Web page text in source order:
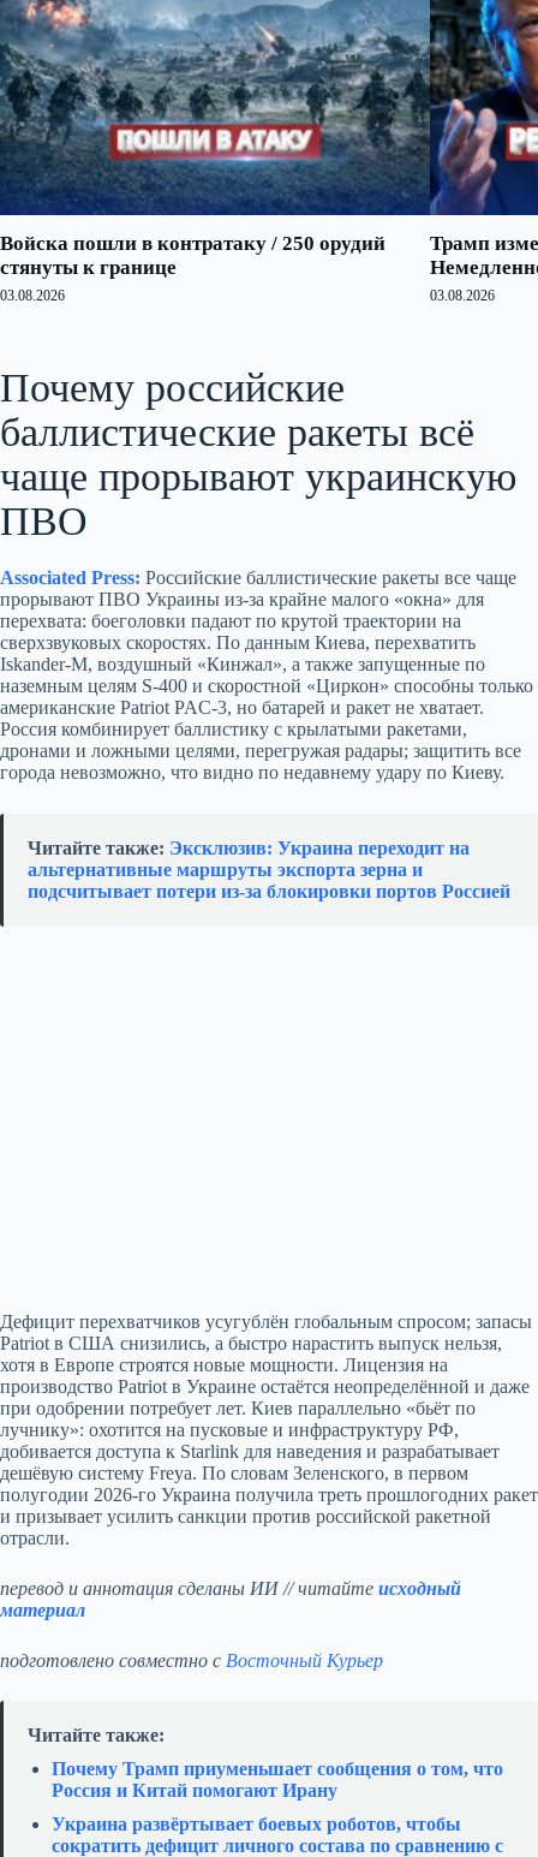
Войска пошли в контратаку / 250 орудий
стянуты к границе
03.08.2026
Трамп
03.08.2026
Почему российские
баллистические ракеты всё
чаще прорывают украинскую
ПВО
Associated Press: Российские баллистические ракеты все чаще
прорывают ПВО Украины из‑за крайне малого «окна» для
перехвата: боеголовки падают по крутой траектории на
сверхзвуковых скоростях. По данным Киева, перехватить
Iskander‑M, воздушный «Кинжал», а также запущенные по
наземным целям S‑400 и скоростной «Циркон» способны только
американские Patriot PAC‑3, но батарей и ракет не хватает.
Россия комбинирует баллистику с крылатыми ракетами,
дронами и ложными целями, перегружая радары; защитить все
города невозможно, что видно по недавнему удару по Киеву.
Читайте также: Эксклюзив: Украина переходит на
альтернативные маршруты экспорта зерна и
подсчитывает потери из‑за блокировки портов Россией
Дефицит перехватчиков усугублён глобальным спросом; запасы
Patriot в США снизились, а быстро нарастить выпуск нельзя,
хотя в Европе строятся новые мощности. Лицензия на
производство Patriot в Украине остаётся неопределённой и даже
при одобрении потребует лет. Киев параллельно «бьёт по
лучнику»: охотится на пусковые и инфраструктуру РФ,
добивается доступа к Starlink для наведения и разрабатывает
дешёвую систему Freya. По словам Зеленского, в первом
полугодии 2026‑го Украина получила треть прошлогодних ракет
и призывает усилить санкции против российской ракетной
отрасли.
перевод и аннотация сделаны ИИ // читайте исходный
материал
подготовлено совместно с Восточный Курьер
Читайте также:
Почему Трамп приуменьшает сообщения о том, что
Россия и Китай помогают Ирану
Украина развёртывает боевых роботов, чтобы
сократить дефицит личного состава по сравнению с